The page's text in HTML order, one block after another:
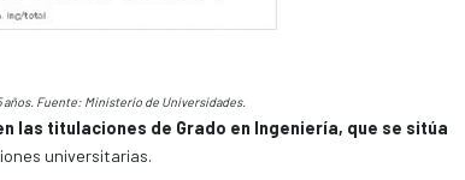
años. Fuente: Ministerio de Universidades.
las titulaciones de Grado en Ingeniería, que se sitúa
universitarias.